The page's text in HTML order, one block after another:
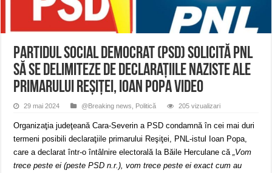
ANUNȚ OPRIRE APĂ în Reșița – avarie – 04.08.2026 – str. Văliugului și
Partidul Social Democrat (PSD) solicită PNL
să se delimiteze de declaraţiile naziste ale
primarului Reşiţei, Ioan Popa VIDEO
29 mai 2024 @Breaking news Politică 205 vizualizari
Organizaţia judeţeană Cara-Severin a PSD condamnă în cei mai duri
termeni posibili declaraţiile primarului Reşiţei, PNL-istul Ioan Popa,
care a declarat într-o întâlnire electorală la Băile Herculane că „Vom
trece peste ei (peste PSD n.r.), vom trece peste ei exact cum au